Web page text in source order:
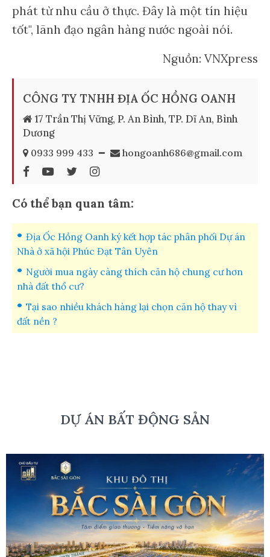
phát từ nhu cầu ở thực. Đây là một tín hiệu
tốt", lãnh đạo ngân hàng nước ngoài nói.
Nguồn: VNXpress
CÔNG TY TNHH ĐỊA ỐC HỒNG OANH
17 Trần Thị Vững, P. An Bình, TP. Dĩ An, Bình
Dương
0933 999 433 ━ hongoanh686@gmail.com
Có thể bạn quan tâm:
Địa Ốc Hồng Oanh ký kết hợp tác phân phối Dự án
Nhà ở xã hội Phúc Đạt Tân Uyên
Người mua ngày càng thích căn hộ chung cư hơn
nhà đất thổ cư?
Tại sao nhiều khách hàng lại chọn căn hộ thay vì
đất nền ?
DỰ ÁN BẤT ĐỘNG SẢN